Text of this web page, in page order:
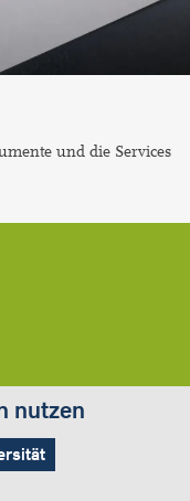
und die Services
nutzen